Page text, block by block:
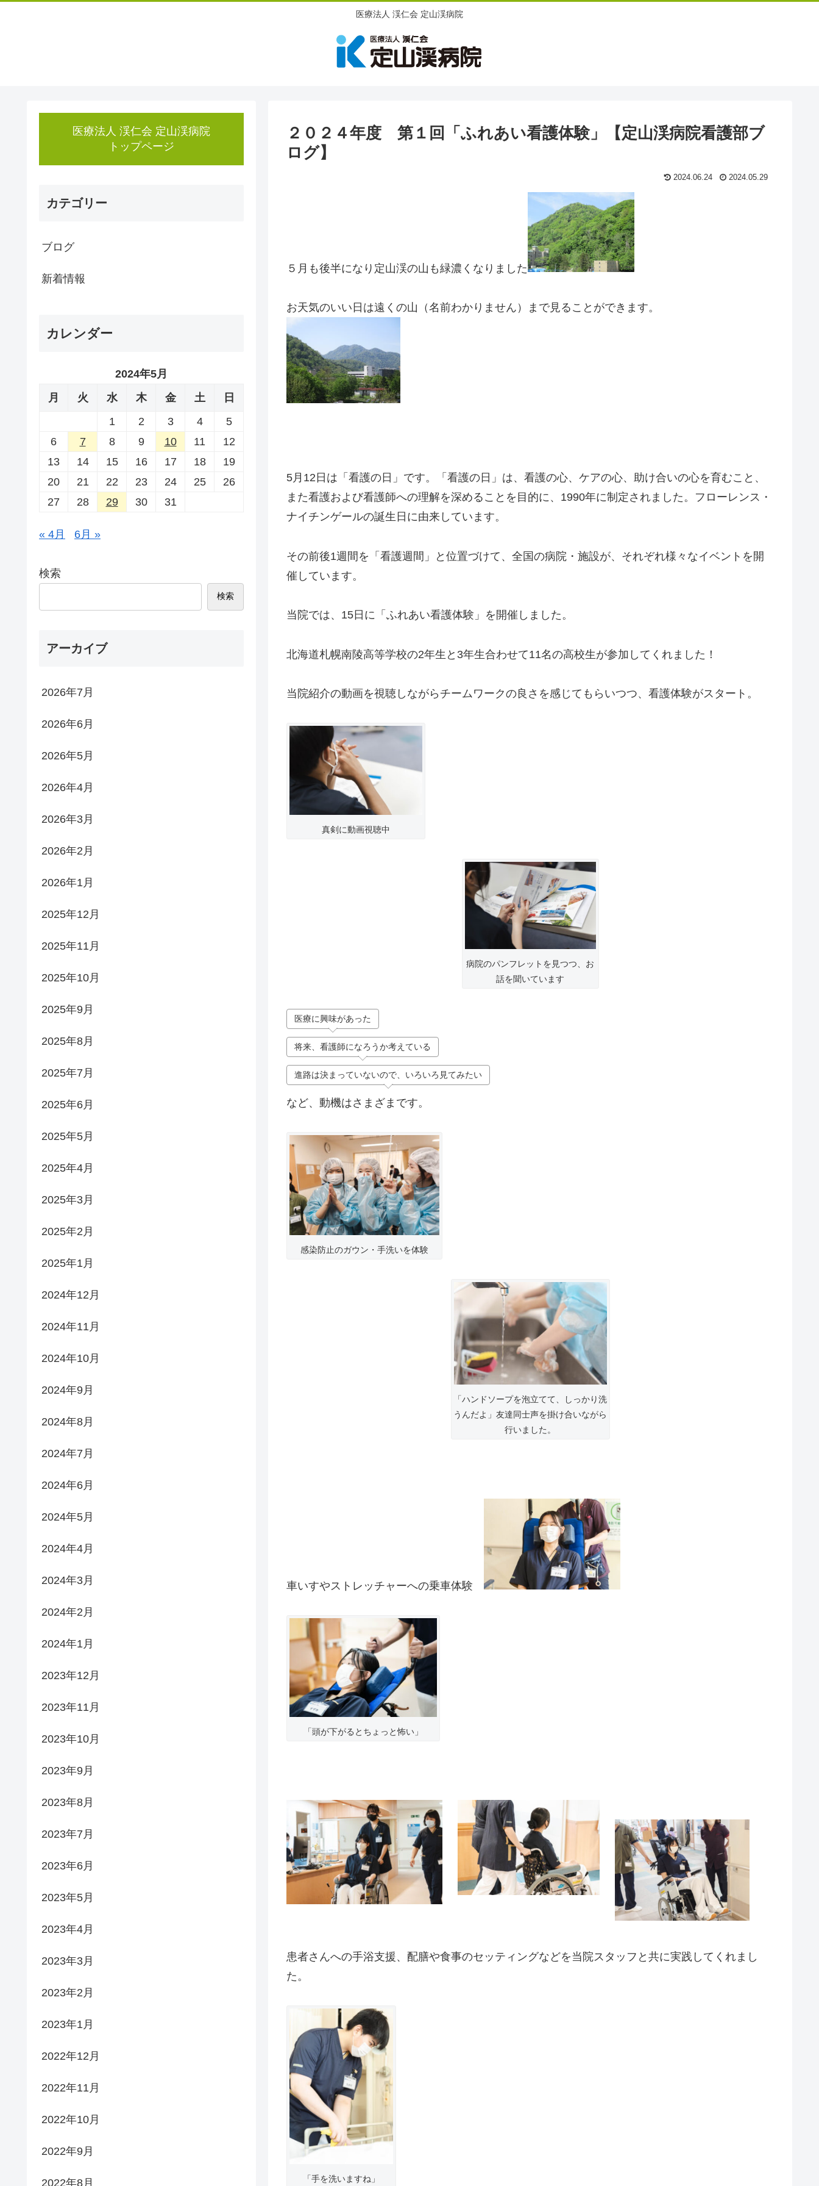
医療法人 渓仁会 定山渓病院
２０２４年度 第１回「ふれあい看護体験」【定山渓病院看護部ブ
ログ】
2024.06.24 2024.05.29
５月も後半になり定山渓の山も緑濃くなりました
お天気のいい日は遠くの山（名前わかりません）まで見ることができます。
5月12日は「看護の日」です。「看護の日」は、看護の心、ケアの心、助け合いの心を育むこと、
また看護および看護師への理解を深めることを目的に、1990年に制定されました。フローレンス・
ナイチンゲールの誕生日に由来しています。
その前後1週間を「看護週間」と位置づけて、全国の病院・施設が、それぞれ様々なイベントを開
催しています。
当院では、15日に「ふれあい看護体験」を開催しました。
北海道札幌南陵高等学校の2年生と3年生合わせて11名の高校生が参加してくれました！
当院紹介の動画を視聴しながらチームワークの良さを感じてもらいつつ、看護体験がスタート。
真剣に動画視聴中
病院のパンフレットを見つつ、お
話を聞いています
医療に興味があった
将来、看護師になろうか考えている
進路は決まっていないので、いろいろ見てみたい
など、動機はさまざまです。
感染防止のガウン・手洗いを体験
「ハンドソープを泡立てて、しっかり洗
うんだよ」友達同士声を掛け合いながら
行いました。
車いすやストレッチャーへの乗車体験
「頭が下がるとちょっと怖い」
患者さんへの手浴支援、配膳や食事のセッティングなどを当院スタッフと共に実践してくれまし
た。
「手を洗いますね」
医療法人 渓仁会 定山渓病院
トップページ
カテゴリー
ブログ
新着情報
カレンダー
2024年5月
月
火 水 木 金 土
日
1
2 3 4
5
6
7 8 9 10 11
12
13
14 15 16 17 18
19
20
21 22 23 24 25
26
27
28 29 30 31
« 4月 6月 »
検索
検索
アーカイブ
2026年7月
2026年6月
2026年5月
2026年4月
2026年3月
2026年2月
2026年1月
2025年12月
2025年11月
2025年10月
2025年9月
2025年8月
2025年7月
2025年6月
2025年5月
2025年4月
2025年3月
2025年2月
2025年1月
2024年12月
2024年11月
2024年10月
2024年9月
2024年8月
2024年7月
2024年6月
2024年5月
2024年4月
2024年3月
2024年2月
2024年1月
2023年12月
2023年11月
2023年10月
2023年9月
2023年8月
2023年7月
2023年6月
2023年5月
2023年4月
2023年3月
2023年2月
2023年1月
2022年12月
2022年11月
2022年10月
2022年9月
2022年8月